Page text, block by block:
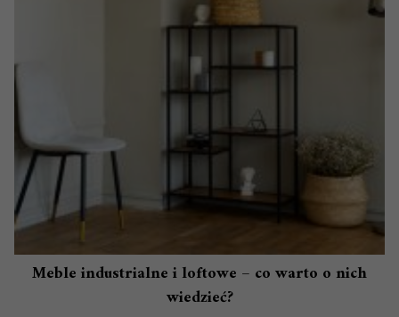
Meble industrialne i loftowe – co warto o nich
wiedzieć?